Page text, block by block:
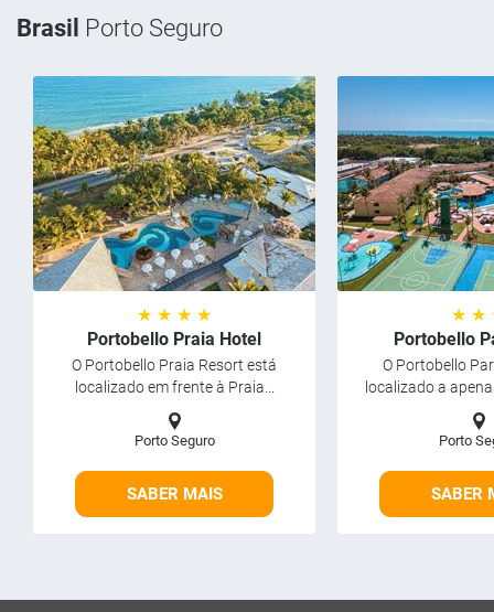
Brasil Porto Seguro
★ ★ ★ ★
Portobello Praia Hotel
O Portobello Praia Resort está
localizado em frente à Praia...
Porto Seguro
SABER MAIS
★ ★
Portobello
O Portobello
localizado a
Porto
SABER